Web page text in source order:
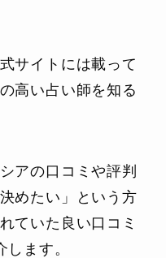
サイトには載って
高い占い師を知る
アの口コミや評判
めたい」という方
ていた良い口コミ
ます。